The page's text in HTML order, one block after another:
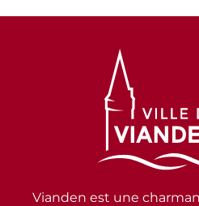
Vianden est une